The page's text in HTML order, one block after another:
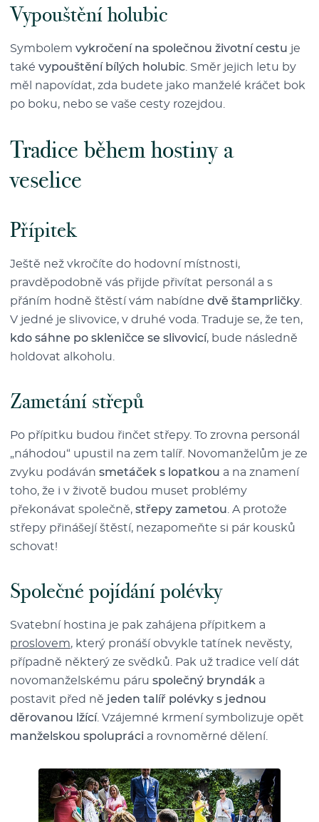
Vypouštění holubic
Symbolem vykročení na společnou životní cestu je
také vypouštění bílých holubic . Směr jejich letu by
měl napovídat, zda budete jako manželé kráčet bok
po boku, nebo se vaše cesty rozejdou.
Tradice během hostiny a
veselice
Přípitek
Ještě než vkročíte do hodovní místnosti,
pravděpodobně vás přijde přivítat personál a s
přáním hodně štěstí vám nabídne dvě štamprličky
V jedné je slivovice, v druhé voda. Traduje se, že ten,
kdo sáhne po skleničce se slivovicí, bude následně
holdovat alkoholu.
Zametání střepů
Po přípitku budou řinčet střepy. To zrovna personál
„náhodou“ upustil na zem talíř. Novomanželům je ze
zvyku podáván smetáček s lopatkou a na znamení
toho, že i v životě budou muset problémy
překonávat společně, střepy zametou . A protože
střepy přinášejí štěstí, nezapomeňte si pár kousků
schovat!
Společné pojídání polévky
Svatební hostina je pak zahájena přípitkem a
proslovem, který pronáší obvykle tatínek nevěsty,
případně některý ze svědků. Pak už tradice velí dát
novomanželskému páru společný bryndák a
postavit před ně jeden talíř polévky s jednou
děrovanou lžící . Vzájemné krmení symbolizuje opět
manželskou spolupráci a rovnoměrné dělení.